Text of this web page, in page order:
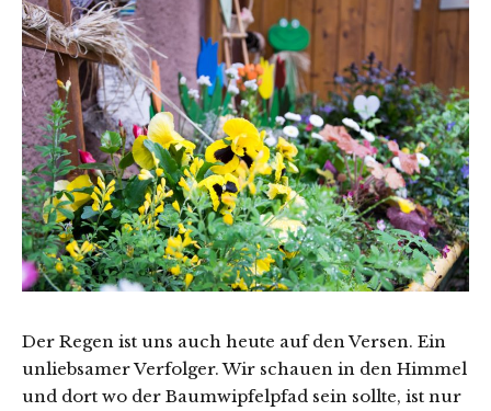
Der Regen ist uns auch heute auf den Versen. Ein
unliebsamer Verfolger. Wir schauen in den Himmel
und dort wo der Baumwipfelpfad sein sollte, ist nur